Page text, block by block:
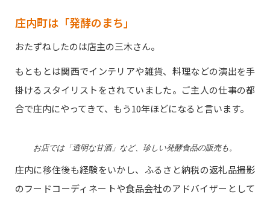
庄内町は「発酵のまち」
おたずねしたのは店主の三木さん。
もともとは関西でインテリアや雑貨、料理などの演出を手
掛けるスタイリストをされていました。ご主人の仕事の都
合で庄内にやってきて、もう10年ほどになると言います。
お店では「透明な甘酒」など、珍しい発酵食品の販売も。
庄内に移住後も経験をいかし、ふるさと納税の返礼品撮影
のフードコーディネートや食品会社のアドバイザーとして